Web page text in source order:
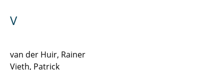
V
van der Huir, Rainer
Vieth, Patrick